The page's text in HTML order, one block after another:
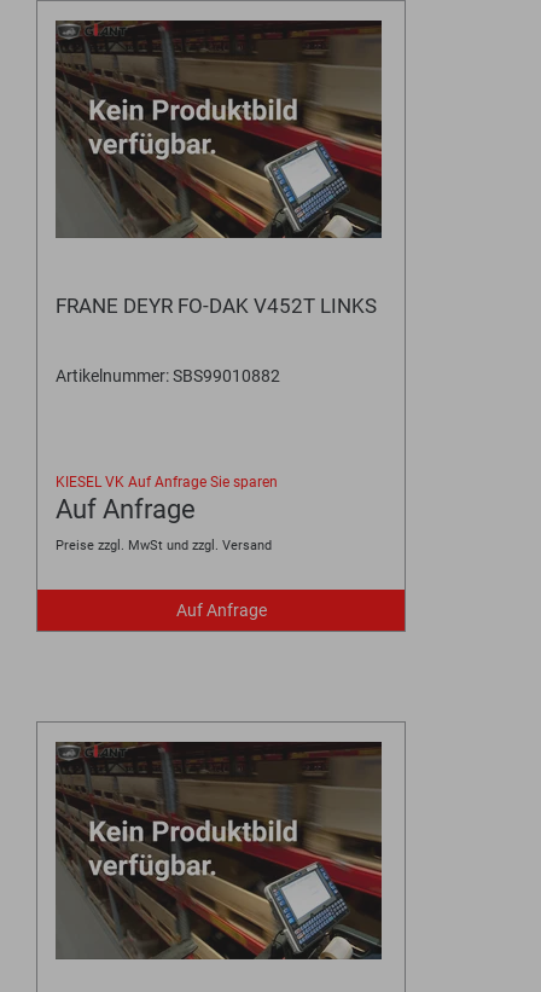
FRANE DEYR FO-DAK V452T LINKS
Artikelnummer: SBS99010882
KIESEL VK Auf Anfrage Sie sparen
Auf Anfrage
Preise zzgl. MwSt und zzgl. Versand
Auf Anfrage